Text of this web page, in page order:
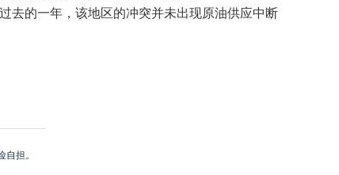
去的一年，该地区的冲突并未出现原油供应中断
担。